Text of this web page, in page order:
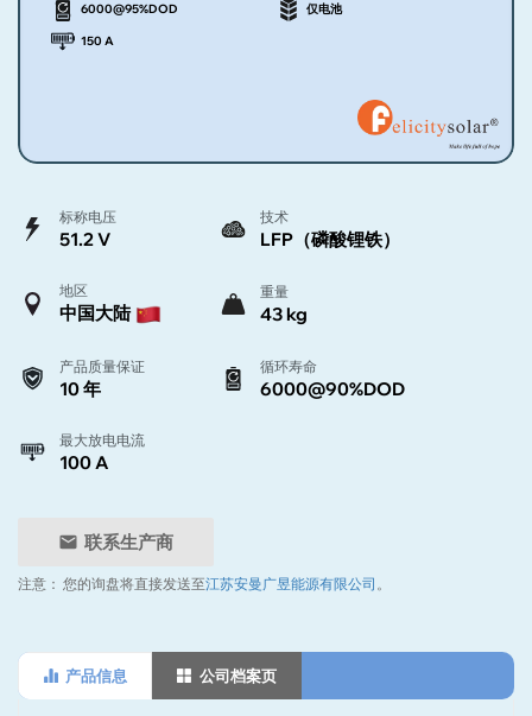
6000@95%DOD 仅电池
150 A
标称电压
51.2 V
技术
LFP（磷酸锂铁）
地区
中国大陆
重量
43 kg
产品质量保证
10 年
循环寿命
6000@90%DOD
最大放电电流
100 A
联系生产商
注意： 您的询盘将直接发送至江苏安曼广昱能源有限公司 。
产品信息 公司档案页